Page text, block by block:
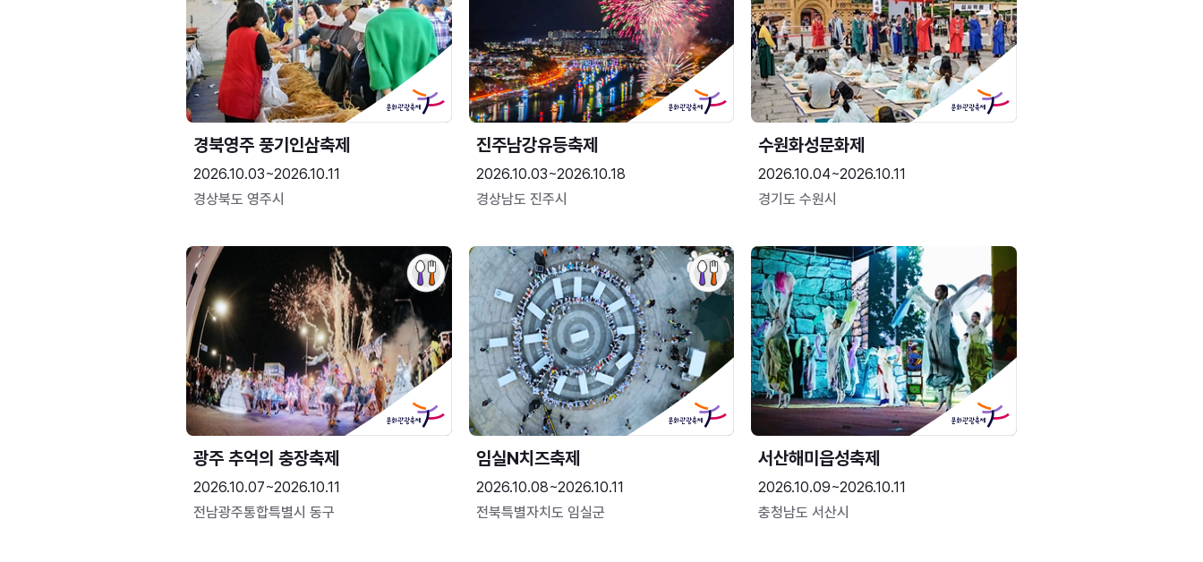
경북영주 풍기인삼축제
2026.10.03~2026.10.11
경상북도 영주시
진주남강유등축제
2026.10.03~2026.10.18
경상남도 진주시
수원화성문화제
2026.10.04~2026.10.11
경기도 수원시
광주 추억의 충장축제
2026.10.07~2026.10.11
전남광주통합특별시 동구
임실N치즈축제
2026.10.08~2026.10.11
전북특별자치도 임실군
서산해미읍성축제
2026.10.09~2026.10.11
충청남도 서산시